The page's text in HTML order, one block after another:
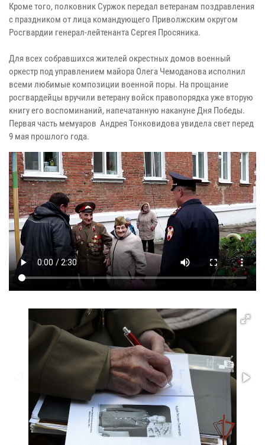
Кроме того, полковник Суржок передал ветеранам поздравления
с праздником от лица командующего Приволжским округом
Росгвардии генерал-лейтенанта Сергея Просяника.
Для всех собравшихся жителей окрестных домов военный
оркестр под управлением майора Олега Чемоданова исполнил
всеми любимые композиции военной поры. На прощание
росгвардейцы вручили ветерану войск правопорядка уже вторую
книгу его воспоминаний, напечатанную накануне Дня Победы.
Первая часть мемуаров Андрея Тонковидова увидела свет перед
9 мая прошлого года.